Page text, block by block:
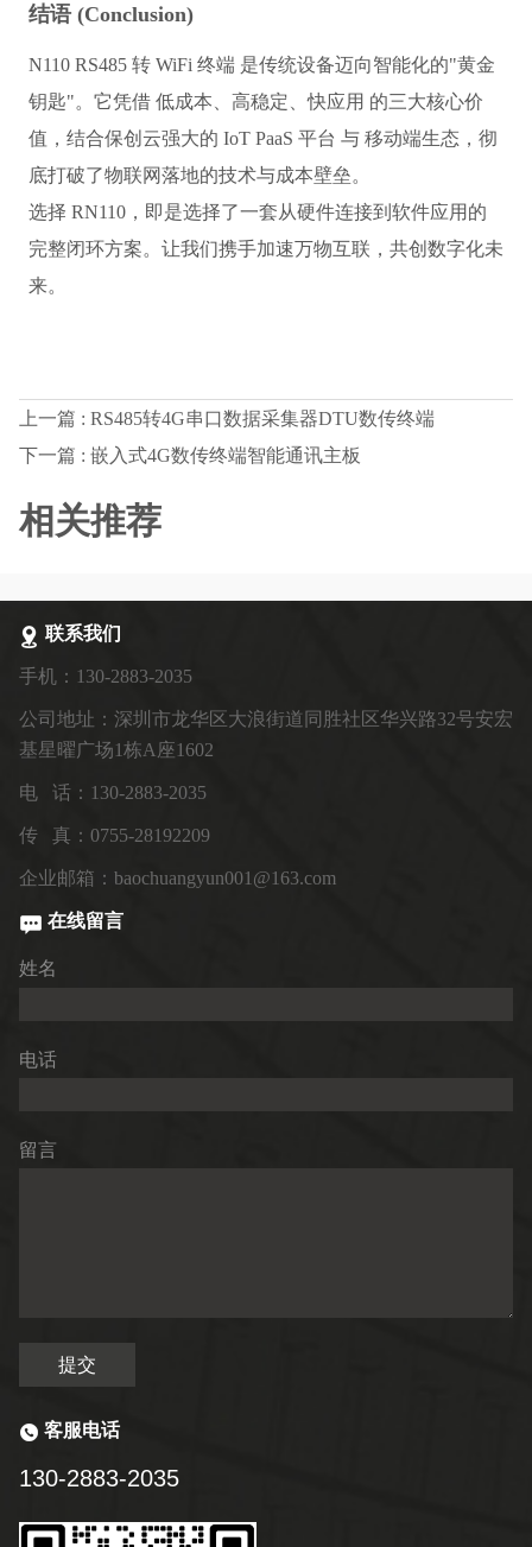
结语 (Conclusion)
N110 RS485 转 WiFi 终端 是传统设备迈向智能化的"黄金
钥匙"。它凭借 低成本、高稳定、快应用 的三大核心价
值，结合保创云强大的 IoT PaaS 平台 与 移动端生态，彻
底打破了物联网落地的技术与成本壁垒。
选择 RN110，即是选择了一套从硬件连接到软件应用的
完整闭环方案。让我们携手加速万物互联，共创数字化未
来。
上一篇 : RS485转4G串口数据采集器DTU数传终端
下一篇 : 嵌入式4G数传终端智能通讯主板
相关推荐
联系我们
手机：130-2883-2035
公司地址：深圳市龙华区大浪街道同胜社区华兴路32号安宏
基星曜广场1栋A座1602
电 话：130-2883-2035
传 真：0755-28192209
企业邮箱：baochuangyun001@163.com
在线留言
姓名
电话
留言
提交
客服电话
130-2883-2035